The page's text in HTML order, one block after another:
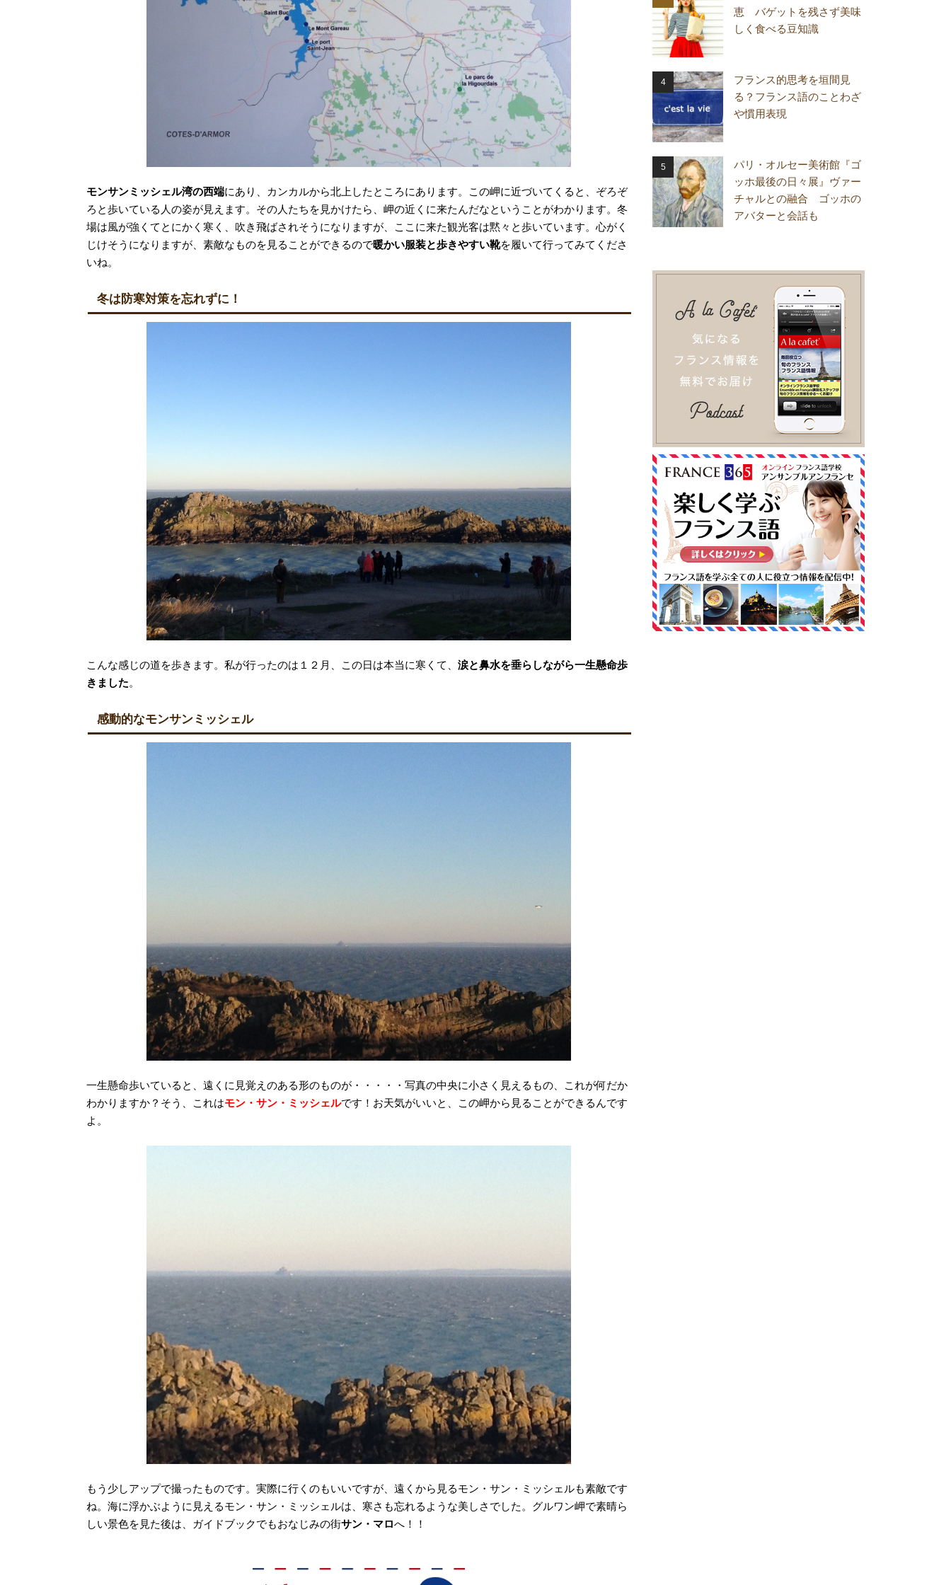
モンサンミッシェル湾の西端にあり、カンカルから北上したところにあります。この岬に近づいてくると、ぞろぞ
ろと歩いている人の姿が見えます。その人たちを見かけたら、岬の近くに来たんだなということがわかります。冬
場は風が強くてとにかく寒く、吹き飛ばされそうになりますが、ここに来た観光客は黙々と歩いています。心がく
じけそうになりますが、素敵なものを見ることができるので暖かい服装と歩きやすい靴を履いて行ってみてくださ
いね。
冬は防寒対策を忘れずに！
こんな感じの道を歩きます。私が行ったのは１２月、この日は本当に寒くて、 涙と鼻水を垂らしながら一生懸命歩
きました。
感動的なモンサンミッシェル
一生懸命歩いていると、遠くに見覚えのある形のものが・・・・・写真の中央に小さく見えるもの、これが何だか
わかりますか？そう、これはモン・サン・ミッシェルです！お天気がいいと、この岬から見ることができるんです
よ。
もう少しアップで撮ったものです。実際に行くのもいいですが、遠くから見るモン・サン・ミッシェルも素敵です
ね。海に浮かぶように見えるモン・サン・ミッシェルは、寒さも忘れるような美しさでした。グルワン岬で素晴ら
しい景色を見た後は、ガイドブックでもおなじみの街サン・マロへ！！
恵 バゲットを残さず美味
しく食べる豆知識
フランス的思考を垣間見
る？フランス語のことわざ
や慣用表現
パリ・オルセー美術館『ゴ
ッホ最後の日々展』ヴァー
チャルとの融合 ゴッホの
アバターと会話も